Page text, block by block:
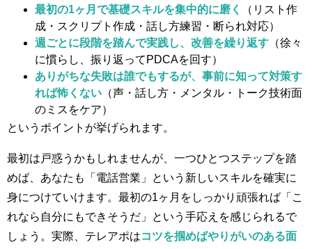
最初の1ヶ月で基礎スキルを集中的に磨く
（リスト作
成・スクリプト作成・話し方練習・断られ対応）
週ごとに段階を踏んで実践し、改善を繰り返す （徐々
に慣らし、振り返ってPDCAを回す）
ありがちな失敗は誰でもするが、事前に知って対策す
れば怖くない （声・話し方・メンタル・トーク技術面
のミスをケア）
というポイントが挙げられます。
最初は戸惑うかもしれませんが、一つひとつステップを踏
めば、あなたも「電話営業」という新しいスキルを確実に
身につけていけます。最初の1ヶ月をしっかり頑張れば「こ
れなら自分にもできそうだ」という手応えを感じられるで
しょう。実際、テレアポはコツを掴めばやりがいのある面